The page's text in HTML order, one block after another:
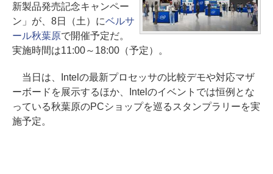
新製品発売記念キャンペー
ン」が、8日（土）にベルサ
ール秋葉原で開催予定だ。
実施時間は11:00～18:00（予定）。
当日は、Intelの最新プロセッサの比較デモや対応マザ
ーボードを展示するほか、Intelのイベントでは恒例とな
っている秋葉原のPCショップを巡るスタンプラリーを実
施予定。